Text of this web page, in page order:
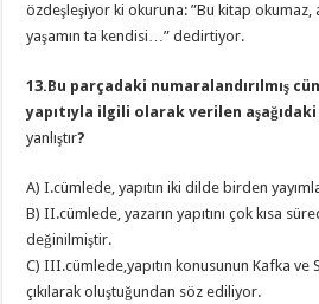
özdeşleşiyor ki okuruna: ”Bu kitap okumaz,
yaşamın ta kendisi…” dedirtiyor.
13.Bu parçadaki numaralandırılmış
yapıtıyla ilgili olarak verilen
yanlıştır?
A) I.cümlede, yapıtın iki dilde birden
B) II.cümlede, yazarın yapıtını çok kısa
değinilmiştir.
C) III.cümlede,yapıtın konusunun Kafka ve
çıkılarak oluştuğundan söz ediliyor.